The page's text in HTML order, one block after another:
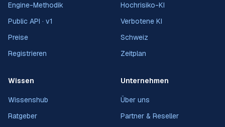
Engine-Methodik
Public API · v1
Preise
Registrieren
Hochrisiko-KI
Verbotene KI
Schweiz
Zeitplan
Wissen
Wissenshub
Ratgeber
Unternehmen
Über uns
Partner & Reseller